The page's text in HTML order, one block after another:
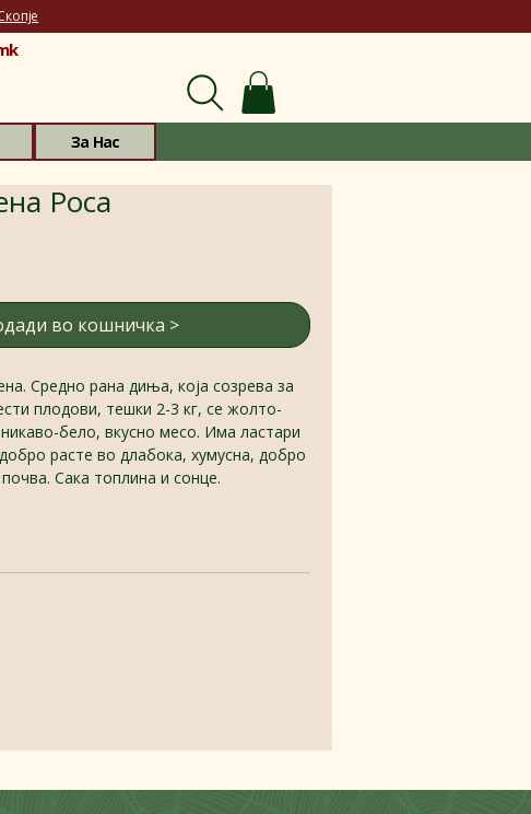
За Нас
Роса
во кошничка >
Средно рана диња, која созрева за
плодови, тешки 2-3 кг, се жолто-
бело, вкусно месо. Има ластари
расте во длабока, хумусна, добро
Сака топлина и сонце.